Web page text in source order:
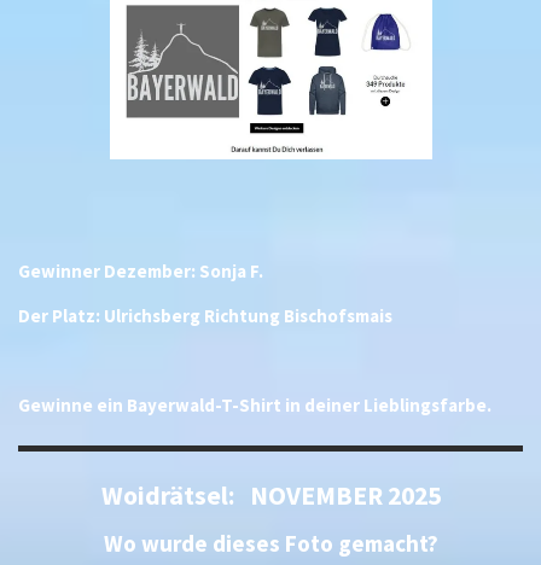
Gewinner Dezember: Sonja F.
Der Platz: Ulrichsberg Richtung Bischofsmais
Gewinne ein Bayerwald-T-Shirt in deiner Lieblingsfarbe.
Woidrätsel: NOVEMBER 2025
Wo wurde dieses Foto gemacht?